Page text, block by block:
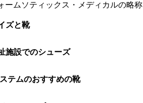
ームソティックス・メディカルの略称
ズと靴
施設でのシューズ
テムのおすすめの靴